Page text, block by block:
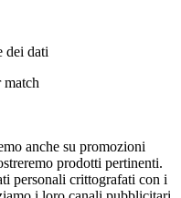
dei dati
match
anche su promozioni
prodotti pertinenti.
personali crittografati con i